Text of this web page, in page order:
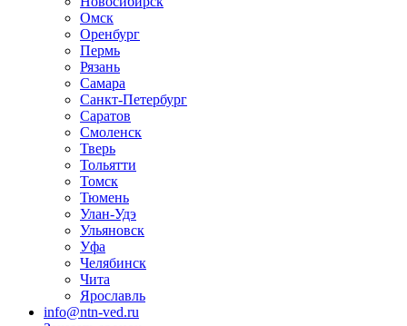
Омск
Оренбург
Пермь
Рязань
Самара
Санкт-Петербург
Саратов
Смоленск
Тверь
Тольятти
Томск
Тюмень
Улан-Удэ
Ульяновск
Уфа
Челябинск
Чита
Ярославль
info@ntn-ved.ru